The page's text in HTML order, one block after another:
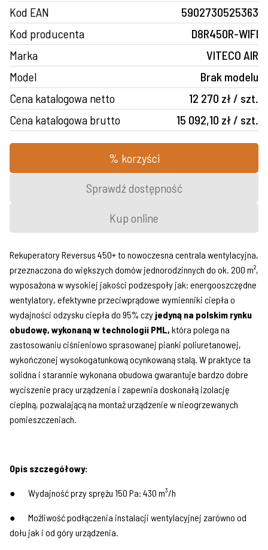
Kod EAN
5902730525363
Kod producenta
D8R450R-WIFI
Marka
VITECO AIR
Model
Brak modelu
Cena katalogowa netto
12 270 zł / szt.
Cena katalogowa brutto
15 092,10 zł / szt.
% korzyści
Sprawdź dostępność
Kup online
Rekuperatory Reversus 450+ to nowoczesna centrala wentylacyjna,
przeznaczona do większych domów jednorodzinnych do ok. 200 m²,
wyposażona w wysokiej jakości podzespoły jak: energooszczędne
wentylatory, efektywne przeciwprądowe wymienniki ciepła o
wydajności odzysku ciepła do 95% czy jedyną na polskim rynku
obudowę, wykonaną w technologii PML, która polega na
zastosowaniu ciśnieniowo sprasowanej pianki poliuretanowej,
wykończonej wysokogatunkową ocynkowaną stalą. W praktyce ta
solidna i starannie wykonana obudowa gwarantuje bardzo dobre
wyciszenie pracy urządzenia i zapewnia doskonałą izolację
cieplną, pozwalającą na montaż urządzenie w nieogrzewanych
pomieszczeniach.
Opis szczegółowy:
● Wydajność przy sprężu 150 Pa: 430 m³/h
● Możliwość podłączenia instalacji wentylacyjnej zarówno od
dołu jak i od góry urządzenia.